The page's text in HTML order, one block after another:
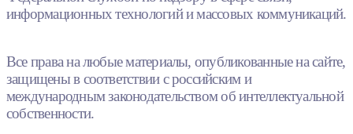
информационных технологий и массовых коммуникаций.
Все права на любые материалы, опубликованные на сайте,
защищены в соответствии с российским и
международным законодательством об интеллектуальной
собственности.